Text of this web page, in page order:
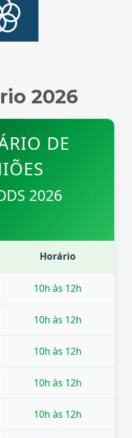
2026
DE
2026
Horário
10h às 12h
10h às 12h
10h às 12h
10h às 12h
10h às 12h